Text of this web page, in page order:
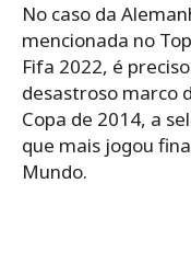
No caso da
mencionada no
Fifa 2022, é
desastroso marco
Copa de 2014, a
que mais jogou
Mundo.